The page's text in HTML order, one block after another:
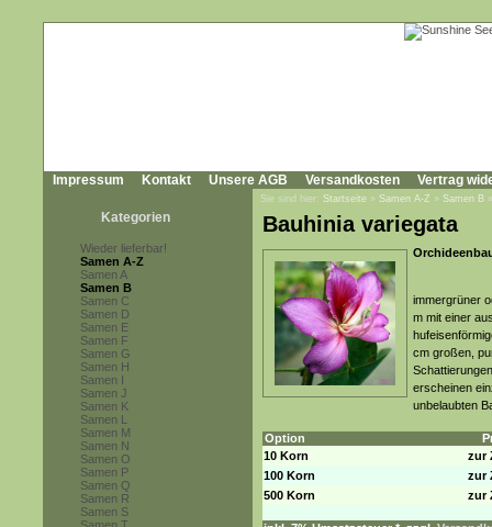
Impressum Kontakt Unsere AGB Versandkosten Vertrag
Kategorien
Wieder lieferbar!
Samen A-Z
Samen A
Samen B
Samen C
Samen D
Samen E
Samen F
Samen G
Samen H
Samen I
Samen J
Samen K
Samen L
Samen M
Samen N
Samen O
Samen P
Samen Q
Samen R
Samen S
Sie sind hier: Startseite » Samen A-Z » Samen B
Bauhinia variegata
immergrüner
m mit einer
cm großen,
erscheinen
unbelaubten
Option
10 Korn
zur
100 Korn
zur
500 Korn
zur